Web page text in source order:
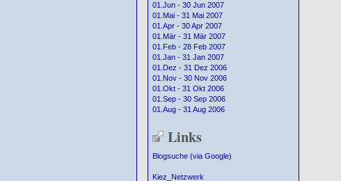
01.Jun - 30 Jun 2007
01.Mai - 31 Mai 2007
01.Apr - 30 Apr 2007
01.Mär - 31 Mär 2007
01.Feb - 28 Feb 2007
01.Jan - 31 Jan 2007
01.Dez - 31 Dez 2006
01.Nov - 30 Nov 2006
01.Okt - 31 Okt 2006
01.Sep - 30 Sep 2006
01.Aug - 31 Aug 2006
Links
Blogsuche (via Google)
Kiez_Netzwerk